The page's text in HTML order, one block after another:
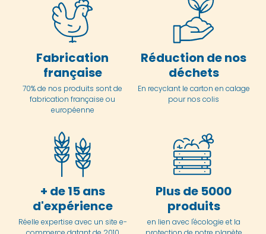
Fabrication
française
70% de nos produits sont de
fabrication française ou
européenne
Réduction de nos
déchets
En recyclant le carton en calage
pour nos colis
+ de 15 ans
d'expérience
Réelle expertise avec un site e-
Plus de 5000
produits
en lien avec l'écologie et la